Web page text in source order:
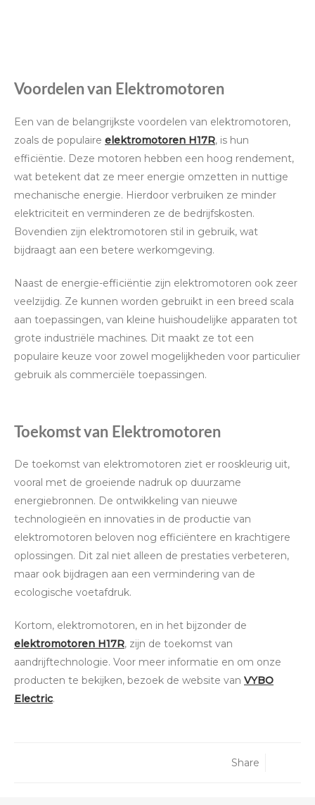
Voordelen van Elektromotoren
Een van de belangrijkste voordelen van elektromotoren,
zoals de populaire elektromotoren H17R, is hun
efficiëntie. Deze motoren hebben een hoog rendement,
wat betekent dat ze meer energie omzetten in nuttige
mechanische energie. Hierdoor verbruiken ze minder
elektriciteit en verminderen ze de bedrijfskosten.
Bovendien zijn elektromotoren stil in gebruik, wat
bijdraagt aan een betere werkomgeving.
Naast de energie-efficiëntie zijn elektromotoren ook zeer
veelzijdig. Ze kunnen worden gebruikt in een breed scala
aan toepassingen, van kleine huishoudelijke apparaten tot
grote industriële machines. Dit maakt ze tot een
populaire keuze voor zowel mogelijkheden voor particulier
gebruik als commerciële toepassingen.
Toekomst van Elektromotoren
De toekomst van elektromotoren ziet er rooskleurig uit,
vooral met de groeiende nadruk op duurzame
energiebronnen. De ontwikkeling van nieuwe
technologieën en innovaties in de productie van
elektromotoren beloven nog efficiëntere en krachtigere
oplossingen. Dit zal niet alleen de prestaties verbeteren,
maar ook bijdragen aan een vermindering van de
ecologische voetafdruk.
Kortom, elektromotoren, en in het bijzonder de
elektromotoren H17R, zijn de toekomst van
aandrijftechnologie. Voor meer informatie en om onze
producten te bekijken, bezoek de website van VYBO
Electric.
Share